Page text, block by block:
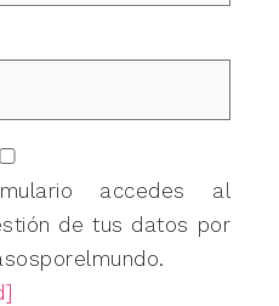
accedes al
de tus datos por